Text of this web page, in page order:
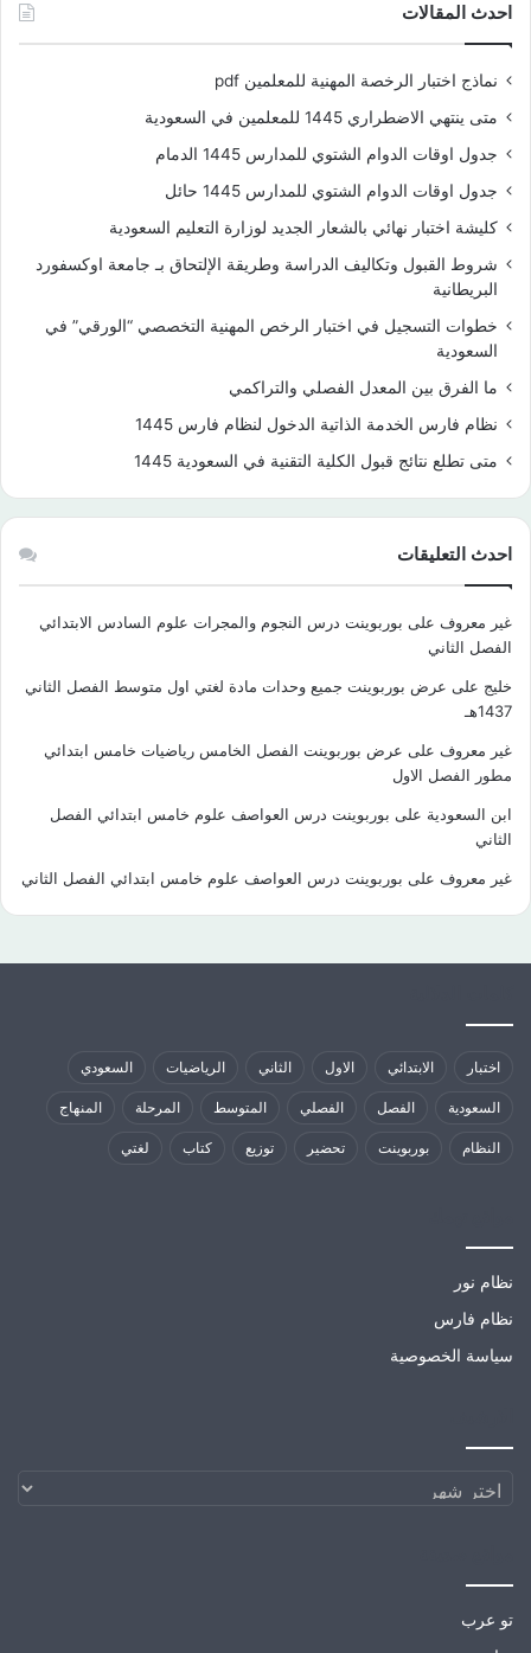
احدث المقالات
نماذج اختبار الرخصة المهنية للمعلمين pdf
متى ينتهي الاضطراري 1445 للمعلمين في السعودية
جدول اوقات الدوام الشتوي للمدارس 1445 الدمام
جدول اوقات الدوام الشتوي للمدارس 1445 حائل
كليشة اختبار نهائي بالشعار الجديد لوزارة التعليم السعودية
شروط القبول وتكاليف الدراسة وطريقة الإلتحاق بـ جامعة اوكسفورد
البريطانية
خطوات التسجيل في اختبار الرخص المهنية التخصصي “الورقي” في
السعودية
ما الفرق بين المعدل الفصلي والتراكمي
نظام فارس الخدمة الذاتية الدخول لنظام فارس 1445
متى تطلع نتائج قبول الكلية التقنية في السعودية 1445
احدث التعليقات
غير معروف على بوربوينت درس النجوم والمجرات علوم السادس الابتدائي
الفصل الثاني
خليج على عرض بوربوينت جميع وحدات مادة لغتي اول متوسط الفصل الثاني
1437هـ
غير معروف على عرض بوربوينت الفصل الخامس رياضيات خامس ابتدائي
مطور الفصل الاول
ابن السعودية على بوربوينت درس العواصف علوم خامس ابتدائي الفصل
الثاني
غير معروف على بوربوينت درس العواصف علوم خامس ابتدائي الفصل الثاني
اختبار الابتدائي الاول الثاني الرياضيات السعودي
السعودية الفصل الفصلي المتوسط المرحلة المنهاج
النظام بوربوينت تحضير توزيع كتاب لغتي
نظام نور
نظام فارس
سياسة الخصوصية
الارشيف
تو عرب